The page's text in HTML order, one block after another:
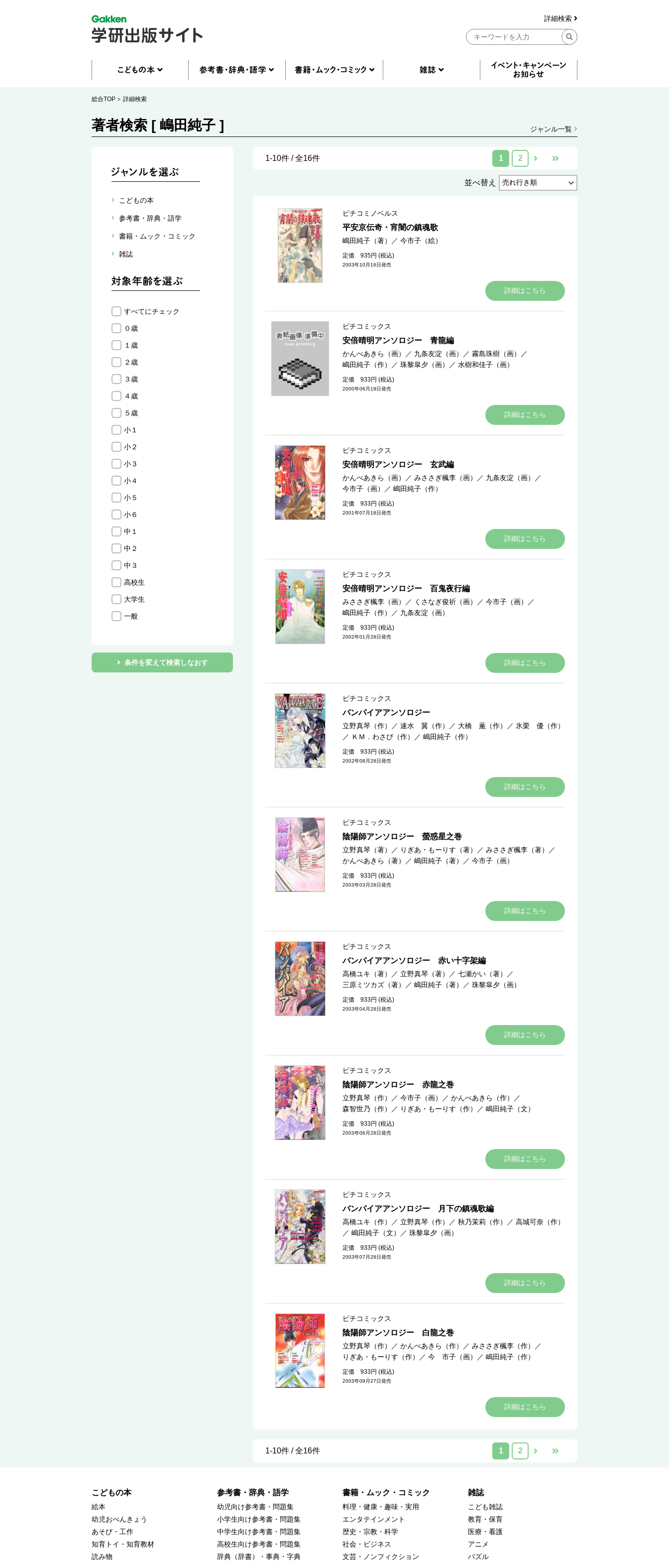
詳細検索
総合TOP 詳細検索
著者検索 [ 嶋田純子 ] ジャンル一覧
こどもの本
参考書・辞典・語学
書籍・ムック・コミック
雑誌
すべてにチェック
０歳
１歳
２歳
３歳
４歳
５歳
小１
小２
小３
小４
小５
小６
中１
中２
中３
高校生
大学生
一般
条件を変えて検索しなおす
1-10件 / 全16件 1 2
並べ替え
ピチコミノベルス
平安京伝奇・宵闇の鎮魂歌
嶋田純子（著） ／ 今市子（絵）
定価 935円 (税込)
2003年10月16日発売
詳細はこちら
ピチコミックス
安倍晴明アンソロジー 青龍編
かんべあきら（画） ／ 九条友淀（画） ／ 霧島珠樹（画）
／
嶋田純子（作）
／ 珠黎皐夕（画） ／ 水樹和佳子（画）
定価 933円 (税込)
2000年06月19日発売
詳細はこちら
ピチコミックス
安倍晴明アンソロジー 玄武編
かんべあきら（画） ／ みささぎ楓李（画） ／ 九条友淀（画）
／
今市子（画）
／ 嶋田純子（作）
定価 933円 (税込)
2001年07月18日発売
詳細はこちら
ピチコミックス
安倍晴明アンソロジー 百鬼夜行編
みささぎ楓李（画） ／ くさなぎ俊祈（画） ／ 今市子（画）
／
嶋田純子（作）
／ 九条友淀（画）
定価 933円 (税込)
2002年01月28日発売
詳細はこちら
ピチコミックス
バンパイアアンソロジー
立野真琴（作） ／ 速水 翼（作） ／ 大橋 薫（作） ／ 氷栗 優（作）
／ ＫＭ．わさび（作） ／ 嶋田純子（作）
定価 933円 (税込)
2002年08月28日発売
詳細はこちら
ピチコミックス
陰陽師アンソロジー 螢惑星之巻
立野真琴（著） ／ りぎあ・もーりす（著） ／ みささぎ楓李（著）
／
かんべあきら（著）
／ 嶋田純子（著） ／ 今市子（画）
定価 933円 (税込)
2003年03月28日発売
詳細はこちら
ピチコミックス
バンパイアアンソロジー 赤い十字架編
高橋ユキ（著） ／ 立野真琴（著） ／ 七瀬かい（著）
／
三原ミツカズ（著）
／ 嶋田純子（著） ／ 珠黎皐夕（画）
定価 933円 (税込)
2003年04月28日発売
詳細はこちら
ピチコミックス
陰陽師アンソロジー 赤龍之巻
立野真琴（作） ／ 今市子（画） ／ かんべあきら（作）
／
森智世乃（作）
／ りぎあ・もーりす（作） ／ 嶋田純子（文）
定価 933円 (税込)
2003年06月28日発売
詳細はこちら
ピチコミックス
バンパイアアンソロジー 月下の鎮魂歌編
高橋ユキ（作） ／ 立野真琴（作） ／ 秋乃茉莉（作） ／ 高城可奈（作）
／ 嶋田純子（文） ／ 珠黎皐夕（画）
定価 933円 (税込)
2003年07月28日発売
詳細はこちら
ピチコミックス
陰陽師アンソロジー 白龍之巻
立野真琴（作） ／ かんべあきら（作） ／ みささぎ楓李（作）
／
りぎあ・もーりす（作）
／ 今 市子（画） ／ 嶋田純子（作）
定価 933円 (税込)
2003年09月27日発売
詳細はこちら
1-10件 / 全16件 1 2
こどもの本
絵本
幼児おべんきょう
あそび・工作
知育トイ・知育教材
読み物
参考書・辞典・語学
幼児向け参考書・問題集
小学生向け参考書・問題集
中学生向け参考書・問題集
高校生向け参考書・問題集
辞典（辞書）・事典・字典
書籍・ムック・コミック
料理・健康・趣味・実用
エンタテインメント
歴史・宗教・科学
社会・ビジネス
文芸・ノンフィクション
雑誌
こども雑誌
教育・保育
医療・看護
アニメ
パズル